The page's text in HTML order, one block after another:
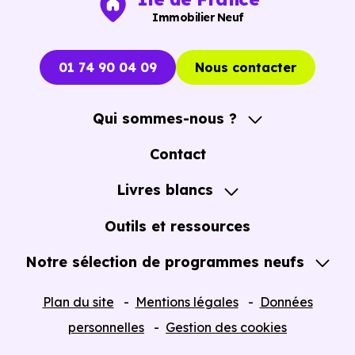
Vous pouvez consulter dès maintenant nos
les opportunités concrètes.
Immobilier Neuf
01 74 90 04 09 Nous contacter
Qui sommes-nous ?
A propos
Contact
Livres blancs
Guide de l'Achat immobilier neuf en VEFA
Outils et ressources
Notre sélection de programmes neufs
Plan du site Mentions légales
Données
personnelles
Gestion des cookies